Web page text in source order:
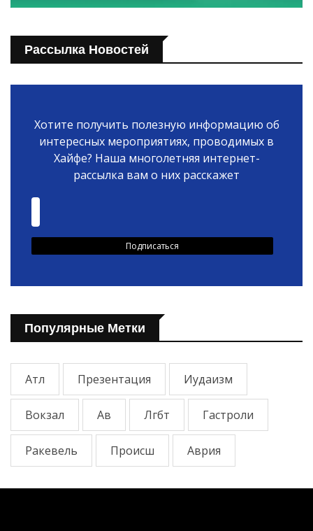
Рассылка Новостей
Хотите получить полезную информацию об
интересных мероприятиях, проводимых в
Хайфе? Наша многолетняя интернет-
рассылка вам о них расскажет
Популярные Метки
Атл Презентация Иудаизм
Вокзал Ав Лгбт Гастроли
Ракевель Происш Аврия